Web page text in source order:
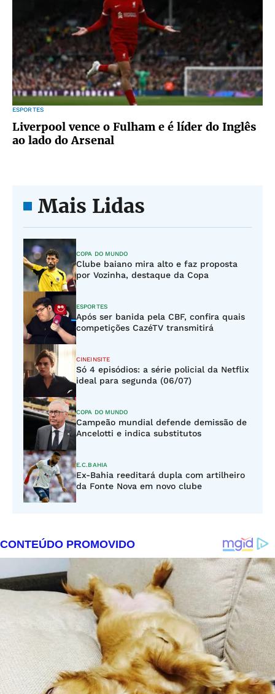
ESPORTES
Liverpool vence o Fulham e é líder do Inglês
ao lado do Arsenal
Mais Lidas
COPA DO MUNDO
Clube baiano mira alto e faz proposta
por Vozinha, destaque da Copa
ESPORTES
Após ser banida pela CBF, confira quais
competições CazéTV transmitirá
CINEINSITE
Só 4 episódios: a série policial da Netflix
ideal para segunda (06/07)
COPA DO MUNDO
Campeão mundial defende demissão de
Ancelotti e indica substitutos
E.C.BAHIA
Ex-Bahia reeditará dupla com artilheiro
da Fonte Nova em novo clube